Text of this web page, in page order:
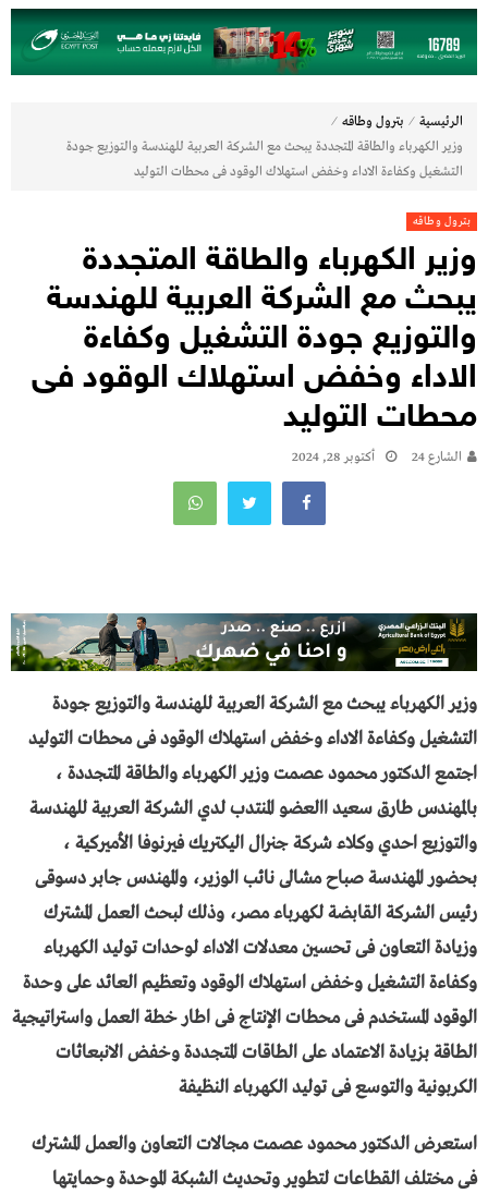
الرئيسية ⁄ بترول وطاقه ⁄
وزير الكهرباء والطاقة المتجددة يبحث مع الشركة العربية للهندسة والتوزيع جودة
التشغيل وكفاءة الاداء وخفض استهلاك الوقود فى محطات التوليد
بترول وطاقه
وزير الكهرباء والطاقة المتجددة
يبحث مع الشركة العربية للهندسة
والتوزيع جودة التشغيل وكفاءة
الاداء وخفض استهلاك الوقود فى
محطات التوليد
الشارع 24 أكتوبر 28, 2024
وزير الكهرباء يبحث مع الشركة العربية للهندسة والتوزيع جودة
التشغيل وكفاءة الاداء وخفض استهلاك الوقود فى محطات التوليد
اجتمع الدكتور محمود عصمت وزير الكهرباء والطاقة المتجددة ،
بالمهندس طارق سعيد االعضو المنتدب لدي الشركة العربية للهندسة
والتوزيع احدي وكلاء شركة جنرال اليكتريك فيرنوفا الأميركية ،
بحضور المهندسة صباح مشالى نائب الوزير، والمهندس جابر دسوقى
رئيس الشركة القابضة لكهرباء مصر، وذلك لبحث العمل المشترك
وزيادة التعاون فى تحسين معدلات الاداء لوحدات توليد الكهرباء
وكفاءة التشغيل وخفض استهلاك الوقود وتعظيم العائد على وحدة
الوقود المستخدم فى محطات الإنتاج فى اطار خطة العمل واستراتيجية
الطاقة بزيادة الاعتماد على الطاقات المتجددة وخفض الانبعاثات
الكربونية والتوسع فى توليد الكهرباء النظيفة
استعرض الدكتور محمود عصمت مجالات التعاون والعمل المشترك
فى مختلف القطاعات لتطوير وتحديث الشبكة الموحدة وحمايتها